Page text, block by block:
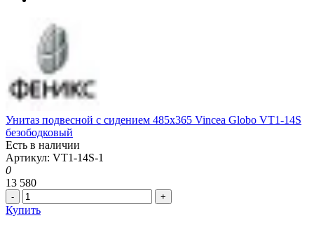
Унитаз подвесной с сидением 485x365 Vincea Globo VT1-14S
безободковый
Есть в наличии
Артикул: VT1-14S-1
0
13 580
- +
Купить